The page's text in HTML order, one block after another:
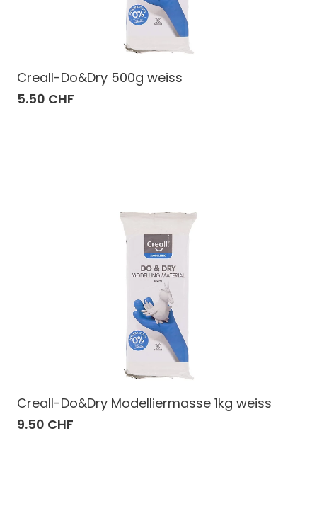
Creall-Do&Dry 500g weiss
5.50 CHF
Creall-Do&Dry Modelliermasse 1kg weiss
9.50 CHF